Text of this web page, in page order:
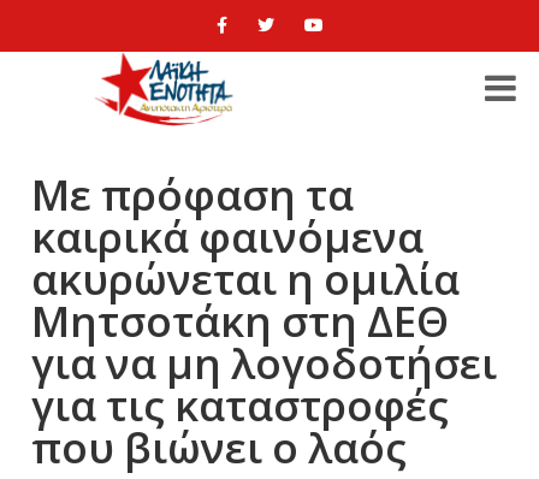
Με πρόφαση τα
καιρικά φαινόμενα
ακυρώνεται η ομιλία
Μητσοτάκη στη ΔΕΘ
για να μη λογοδοτήσει
για τις καταστροφές
που βιώνει ο λαός